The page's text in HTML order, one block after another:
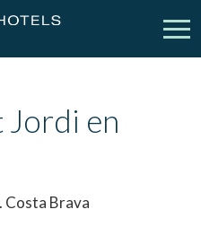
Escapadas
Descubre Catalunya
Jordi en
Costa Brava